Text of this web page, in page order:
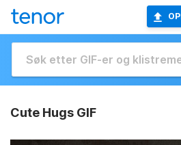
Cute Hugs GIF